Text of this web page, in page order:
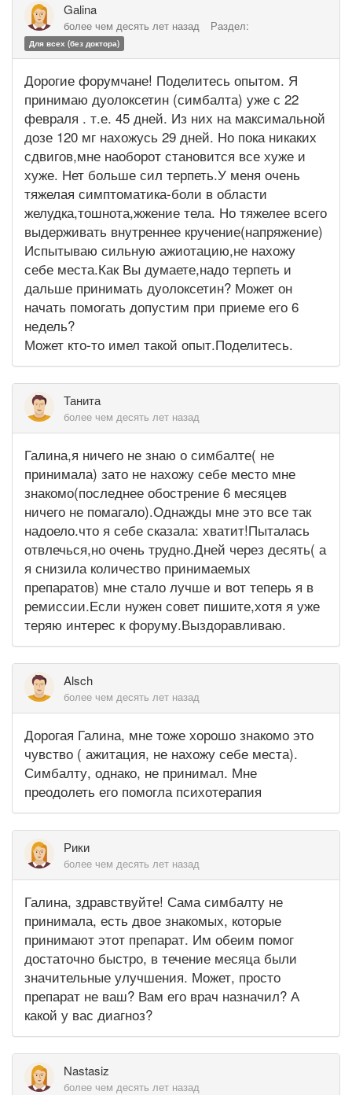
Gаlina
более чем десять лет назад Раздел:
Для всех (без доктора)
Дорогие форумчане! Поделитесь опытом. Я
принимаю дуолоксетин (симбалта) уже с 22
февраля . т.е. 45 дней. Из них на максимальной
дозе 120 мг нахожусь 29 дней. Но пока никаких
сдвигов,мне наоборот становится все хуже и
хуже. Нет больше сил терпеть.У меня очень
тяжелая симптоматика-боли в области
желудка,тошнота,жжение тела. Но тяжелее всего
выдерживать внутреннее кручение(напряжение)
Испытываю сильную ажиотацию,не нахожу
себе места.Как Вы думаете,надо терпеть и
дальше принимать дуолоксетин? Может он
начать помогать допустим при приеме его 6
недель?
Может кто-то имел такой опыт.Поделитесь.
Танита
более чем десять лет назад
Галина,я ничего не знаю о симбалте( не
принимала) зато не нахожу себе место мне
знакомо(последнее обострение 6 месяцев
ничего не помагало).Однажды мне это все так
надоело.что я себе сказала: хватит!Пыталась
отвлечься,но очень трудно.Дней через десять( а
я снизила количество принимаемых
препаратов) мне стало лучше и вот теперь я в
ремиссии.Если нужен совет пишите,хотя я уже
теряю интерес к форуму.Выздоравливаю.
Alsch
более чем десять лет назад
Дорогая Галина, мне тоже хорошо знакомо это
чувство ( ажитация, не нахожу себе места).
Симбалту, однако, не принимал. Мне
преодолеть его помогла психотерапия
Рики
более чем десять лет назад
Галина, здравствуйте! Сама симбалту не
принимала, есть двое знакомых, которые
принимают этот препарат. Им обеим помог
достаточно быстро, в течение месяца были
значительные улучшения. Может, просто
препарат не ваш? Вам его врач назначил? А
какой у вас диагноз?
Nastasiz
более чем десять лет назад